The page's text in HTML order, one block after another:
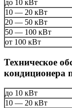
до 10 кВт
10 — 20 кВт
20 — 50 кВт
50 — 100 кВт
от 100 кВт
Техническое
кондиционера
до 10 кВт
10 — 20 кВт